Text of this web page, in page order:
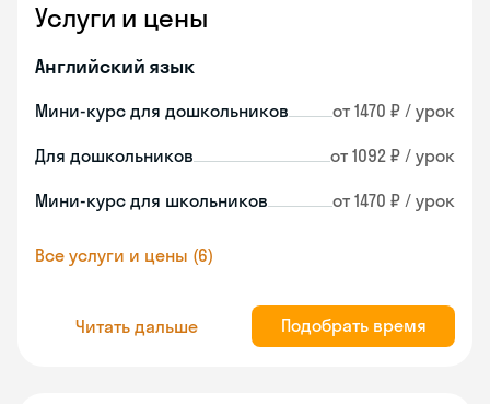
Услуги и цены
Английский язык
Мини-курс для дошкольников от 1470 ₽ / урок
Для дошкольников от 1092 ₽ / урок
Мини-курс для школьников от 1470 ₽ / урок
Все услуги и цены (6)
Читать дальше Подобрать время